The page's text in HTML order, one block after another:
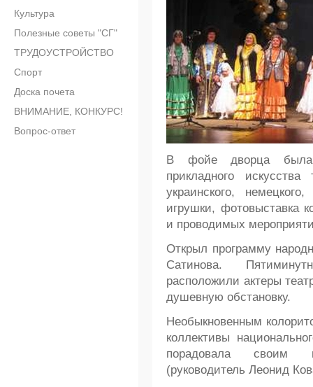
Культура
Полезные советы "СГ"
ТРУДОУСТРОЙСТВО
Спорт
Доска почета
ВНИМАНИЕ, КОНКУРС!
Вопрос-ответ
В фойе дворца была
прикладного
украинского,
игрушки, фотовыставка
и проводимых
Открыл программу
Сатинова.
расположили актеры
душевную обстановку.
Необыкновенным
коллективы
порадовала своим
(руководитель Леонид